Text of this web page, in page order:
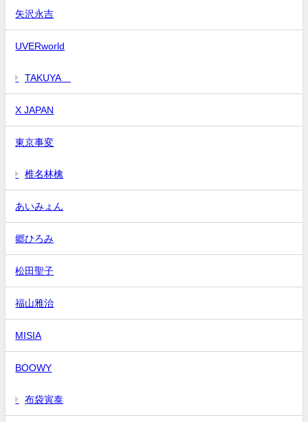
矢沢永吉
UVERworld
TAKUYA∞
X JAPAN
東京事変
椎名林檎
あいみょん
郷ひろみ
松田聖子
福山雅治
MISIA
BOOWY
布袋寅泰